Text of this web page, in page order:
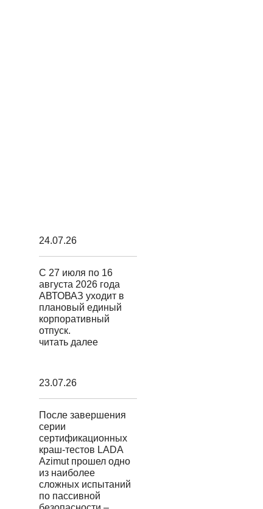
24.07.26
С 27 июля по 16
августа 2026 года
АВТОВАЗ уходит в
плановый единый
корпоративный
отпуск.
читать далее
23.07.26
После завершения
серии
сертификационных
краш-тестов LADA
Azimut прошел одно
из наиболее
сложных испытаний
по пассивной